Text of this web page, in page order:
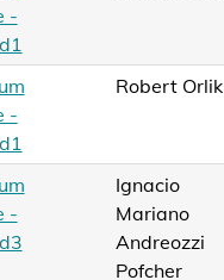
-
-
Robert Orlik
-
Ignacio
Mariano
Andreozzi
Pofcher